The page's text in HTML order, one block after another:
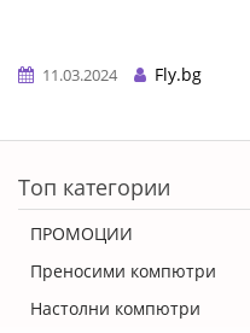
11.03.2024
Fly.bg
Топ категории
ПРОМОЦИИ
Преносими компютри
Настолни компютри